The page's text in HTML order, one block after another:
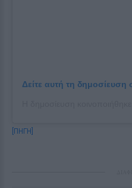
Δείτε αυτή τη
[ΠΗΓΗ]